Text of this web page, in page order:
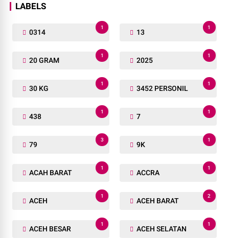
LABELS
0314
1
13
1
20 GRAM
1
2025
1
30 KG
1
3452 PERSONIL
1
438
1
7
1
79
3
9K
1
ACAH BARAT
1
ACCRA
1
ACEH
1
ACEH BARAT
2
ACEH BESAR
1
ACEH SELATAN
1